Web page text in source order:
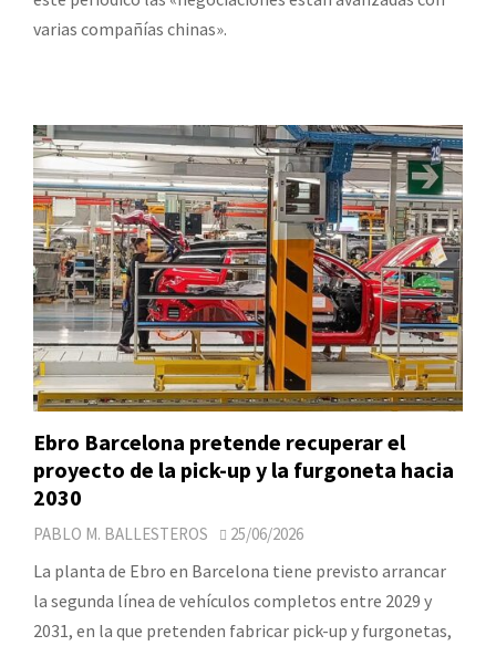
varias compañías chinas».
Ebro Barcelona pretende recuperar el
proyecto de la pick-up y la furgoneta hacia
2030
PABLO M. BALLESTEROS 25/06/2026
La planta de Ebro en Barcelona tiene previsto arrancar
la segunda línea de vehículos completos entre 2029 y
2031, en la que pretenden fabricar pick-up y furgonetas,